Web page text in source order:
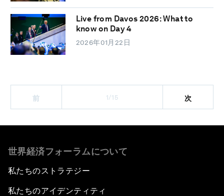
Live from Davos 2026: What to
know on Day 4
2026年01月22日
前 1/15 次
世界経済フォーラムについて
私たちのストラテジー
私たちのアイデンティティ